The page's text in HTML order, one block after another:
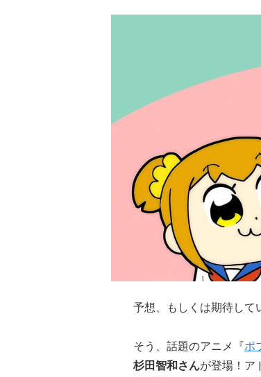
予想、もしくは期待して
そう、話題のアニメ『ポ
杉田智和さんが登場！ア